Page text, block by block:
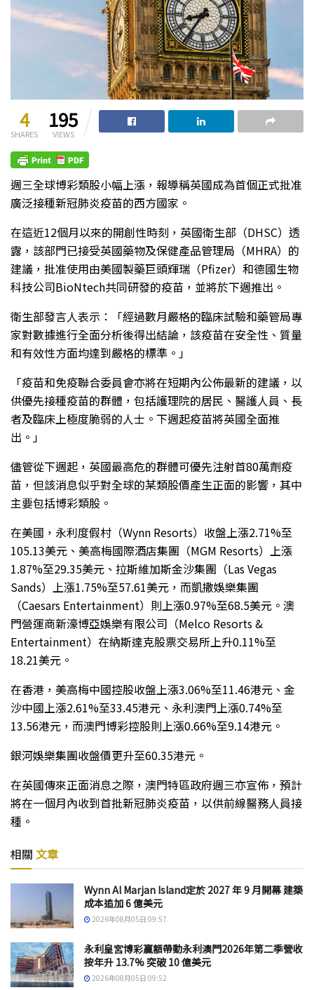
4
SHARES
195
VIEWS
週三全球博彩類股小幅上漲，報導稱英國成為首個正式批准
廣泛接種新冠肺炎疫苗的西方國家。
在這近12個月以來的開創性時刻，英國衛生部（DHSC）透
露，該部門已接受英國藥物及保健產品管理局（MHRA）的
建議，批准使用由美國製藥巨頭輝瑞（Pfizer）和德國生物
科技公司BioNtech共同研發的疫苗，並將於下週推出。
衛生部發言人表示：「經過數月嚴格的臨床試驗和藥管局專
家對數據進行全面分析後得出結論，該疫苗在安全性、質量
和有效性方面均達到嚴格的標準。」
「疫苗和免疫聯合委員會亦將在短期內公佈最新的建議，以
供優先接種疫苗的群體，包括護理院的居民、醫護人員、長
者及臨床上極度脆弱的人士。下週起疫苗將英國全面推
出。」
儘管從下週起，英國最高危的群體可優先注射首80萬劑疫
苗，但該消息似乎對全球的某類股價產生正面的影響，其中
主要包括博彩類股。
在美國，永利度假村（Wynn Resorts）收盤上漲2.71%至
105.13美元、美高梅國際酒店集團（MGM Resorts）上漲
1.87%至29.35美元、拉斯維加斯金沙集團（Las Vegas
Sands）上漲1.75%至57.61美元，而凱撒娛樂集團
（Caesars Entertainment）則上漲0.97%至68.5美元。澳
門營運商新濠博亞娛樂有限公司（Melco Resorts &
Entertainment）在納斯達克股票交易所上升0.11%至
18.21美元。
在香港，美高梅中國控股收盤上漲3.06%至11.46港元、金
沙中國上漲2.61%至33.45港元、永利澳門上漲0.74%至
13.56港元，而澳門博彩控股則上漲0.66%至9.14港元。
銀河娛樂集團收盤價更升至60.35港元。
在英國傳來正面消息之際，澳門特區政府週三亦宣佈，預計
將在一個月內收到首批新冠肺炎疫苗，以供前線醫務人員接
種。
相關 文章
Wynn Al Marjan Island定於 2027 年 9 月開幕 建築
成本追加 6 億美元
2026年08月05日 09:57
永利皇宮博彩贏額帶動永利澳門2026年第二季營收
按年升 13.7% 突破 10 億美元
2026年08月05日 09:52